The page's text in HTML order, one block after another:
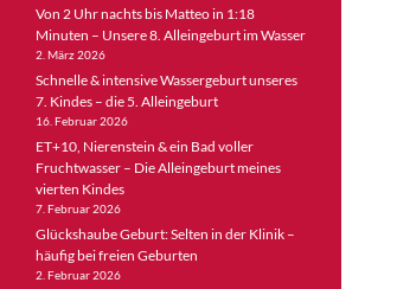
Von 2 Uhr nachts bis Matteo in 1:18
Minuten – Unsere 8. Alleingeburt im Wasser
2. März 2026
Schnelle & intensive Wassergeburt unseres
7. Kindes – die 5. Alleingeburt
16. Februar 2026
ET+10, Nierenstein & ein Bad voller
Fruchtwasser – Die Alleingeburt meines
vierten Kindes
7. Februar 2026
Glückshaube Geburt: Selten in der Klinik –
häufig bei freien Geburten
2. Februar 2026